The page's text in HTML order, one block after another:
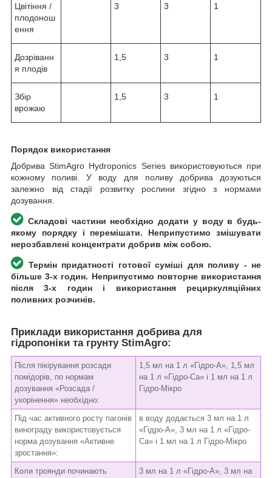
Цвітіння /
плодонош
ення
3 3 1
Дозріванн
я плодів
1,5 3 1
Збір
врожаю
1,5 3 1
Порядок використання
Добрива StimAgro Hydroponics Series використовуються при
кожному поливі. У воду для поливу добрива дозуються
залежно від стадії розвитку рослини згідно з нормами
дозування.
Складові частини необхідно додати у воду в будь-
якому порядку і перемішати. Неприпустимо змішувати
нерозбавлені концентрати добрив між собою.
Термін придатності готової суміші для поливу - не
більше 3-х годин. Неприпустимо повторне використання
після 3-х годин і використання рециркуляційних
поливних розчинів.
Приклади використання добрива для
гідропоніки та грунту StimAgro:
Після пікірування розсади
помідорів, по нормам
дозування «Розсада /
укорінення» необхідно:
1,5 мл на 1 л «Гідро-А», 1,5 мл
на 1 л «Гідро-Ca» і 1 мл на 1 л
Гідро-Мікро
Під час активного росту пагонів
винограду використовується
норма дозування «Активне
зростання»:
в воду додається 3 мл на 1 л
«Гідро-А», 3 мл на 1 л «Гідро-
Ca» і 1 мл на 1 л Гідро-Мікро
Коли троянди починають
3 мл на 1 л «Гідро-А», 3 мл на